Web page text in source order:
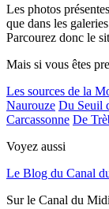
Les photos
que dans les
Parcourez donc le
Mais si vous êtes
Les sources de la
Naurouze Du Seuil
Carcassonne De
Voyez aussi
Le Blog du Canal
Sur le Canal du Midi